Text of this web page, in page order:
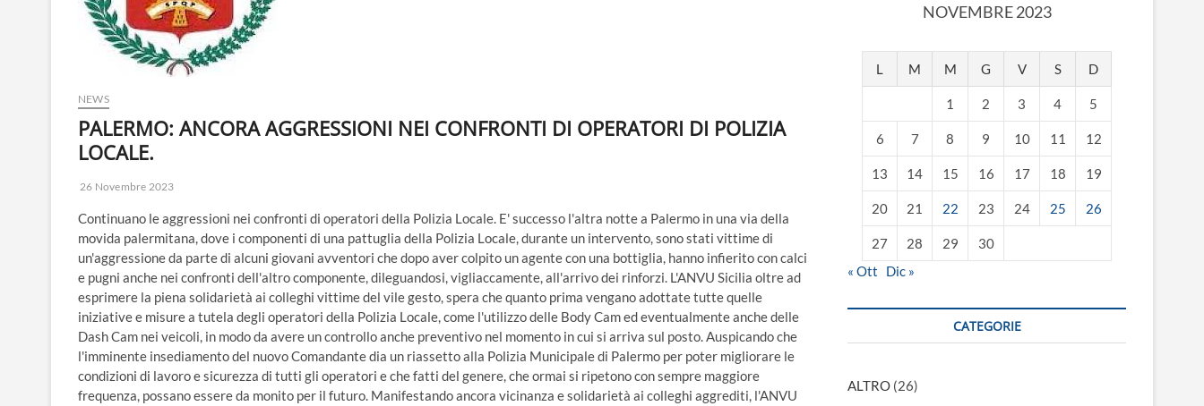
NEWS
PALERMO: ANCORA AGGRESSIONI NEI CONFRONTI DI OPERATORI DI POLIZIA
LOCALE.
26 Novembre 2023
Continuano le aggressioni nei confronti di operatori della Polizia Locale. E' successo l'altra notte a Palermo in una via della
movida palermitana, dove i componenti di una pattuglia della Polizia Locale, durante un intervento, sono stati vittime di
un'aggressione da parte di alcuni giovani avventori che dopo aver colpito un agente con una bottiglia, hanno infierito con calci
e pugni anche nei confronti dell'altro componente, dileguandosi, vigliaccamente, all'arrivo dei rinforzi. L'ANVU Sicilia oltre ad
esprimere la piena solidarietà ai colleghi vittime del vile gesto, spera che quanto prima vengano adottate tutte quelle
iniziative e misure a tutela degli operatori della Polizia Locale, come l'utilizzo delle Body Cam ed eventualmente anche delle
Dash Cam nei veicoli, in modo da avere un controllo anche preventivo nel momento in cui si arriva sul posto. Auspicando che
l'imminente insediamento del nuovo Comandante dia un riassetto alla Polizia Municipale di Palermo per poter migliorare le
condizioni di lavoro e sicurezza di tutti gli operatori e che fatti del genere, che ormai si ripetono con sempre maggiore
frequenza, possano essere da monito per il futuro. Manifestando ancora vicinanza e solidarietà ai colleghi aggrediti, l'ANVU
NOVEMBRE 2023
L M M G V S D
1 2 3 4 5
6 7 8 9 10 11 12
13 14 15 16 17 18 19
20 21 22 23 24 25 26
27 28 29
30
« Ott
Dic »
CATEGORIE
ALTRO (26)